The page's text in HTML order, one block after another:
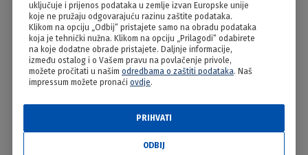
uključuje i prijenos podataka u zemlje izvan Europske unije
koje ne pružaju odgovarajuću razinu zaštite podataka.
Klikom na opciju „Odbij“ pristajete samo na obradu podataka
koja je tehnički nužna. Klikom na opciju „Prilagodi“ odabirete
na koje dodatne obrade pristajete. Daljnje informacije,
između ostalog i o Vašem pravu na povlačenje privole,
možete pročitati u našim odredbama o zaštiti podataka. Naš
impressum možete pronaći ovdje.
ODBIJ
PRIHVATI